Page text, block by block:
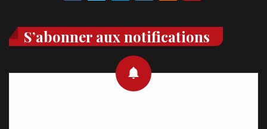
S’abonner aux notifications